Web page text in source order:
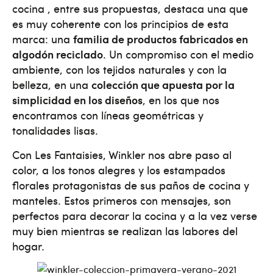
cocina , entre sus propuestas, destaca una que
es muy coherente con los principios de esta
marca: una familia de productos fabricados en
algodón reciclado. Un compromiso con el medio
ambiente, con los tejidos naturales y con la
belleza, en una colección que apuesta por la
simplicidad en los diseños, en los que nos
encontramos con líneas geométricas y
tonalidades lisas.
Con Les Fantaisies, Winkler nos abre paso al
color, a los tonos alegres y los estampados
florales protagonistas de sus paños de cocina y
manteles. Estos primeros con mensajes, son
perfectos para decorar la cocina y a la vez verse
muy bien mientras se realizan las labores del
hogar.